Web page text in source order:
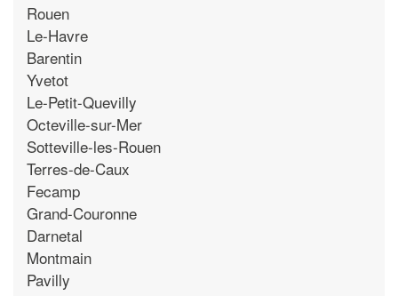
Rouen
Le-Havre
Barentin
Yvetot
Le-Petit-Quevilly
Octeville-sur-Mer
Sotteville-les-Rouen
Terres-de-Caux
Fecamp
Grand-Couronne
Darnetal
Montmain
Pavilly